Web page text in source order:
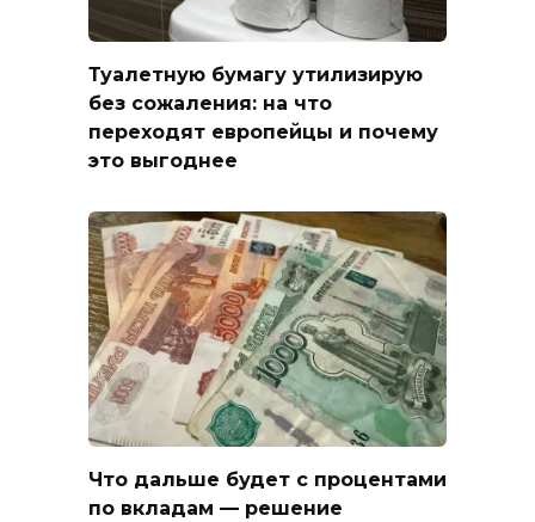
Туалетную бумагу утилизирую
без сожаления: на что
переходят европейцы и почему
это выгоднее
Что дальше будет с процентами
по вкладам — решение